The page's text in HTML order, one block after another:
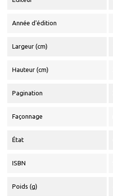
Année d'édition
Largeur (cm)
Hauteur (cm)
Pagination
Façonnage
État
ISBN
Poids (g)